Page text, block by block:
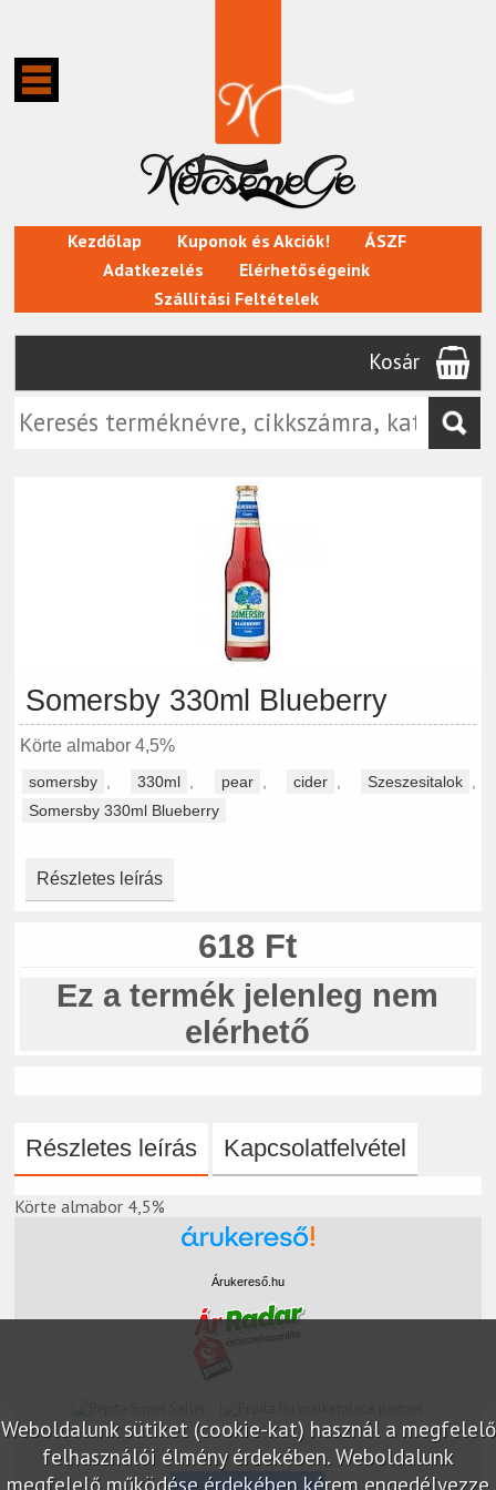
Kezdőlap Kuponok és Akciók!
ÁSZF
Adatkezelés
Elérhetőségeink
Szállítási Feltételek
Kosár
Somersby 330ml Blueberry
Körte almabor 4,5%
somersby 330ml pear cider Szeszesitalok
Somersby 330ml Blueberry
Részletes leírás
618 Ft
Ez a termék jelenleg nem
elérhető
Részletes leírás Kapcsolatfelvétel
Körte almabor 4,5%
Weboldalunk sütiket (cookie-kat) használ a megfelelő
felhasználói élmény érdekében. Weboldalunk
megfelelő működése érdekében kérem engedélyezze
Árukereső.hu